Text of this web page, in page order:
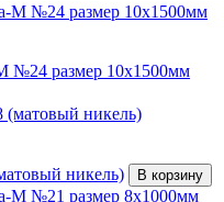
№24 размер 10х1500мм
никель)
В корзину